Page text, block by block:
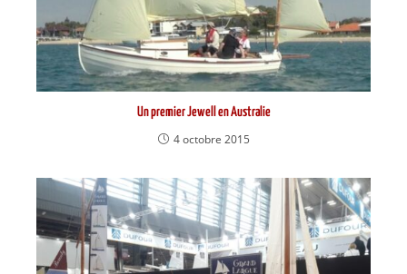
Un premier Jewell en Australie
4 octobre 2015